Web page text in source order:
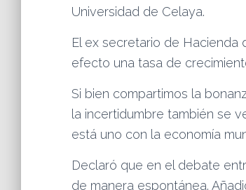
Universidad de Celaya.
El ex secretario de Hacienda
efecto una tasa de
Si bien compartimos la
la incertidumbre también se
está uno con la economía
Declaró que en el debate
de manera espontánea.